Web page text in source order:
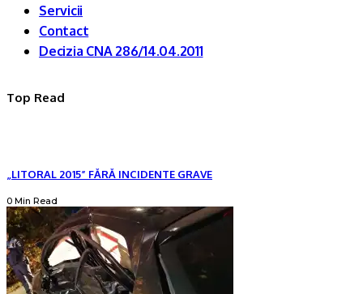
Servicii
Contact
Decizia CNA 286/14.04.2011
Top Read
„LITORAL 2015” FĂRĂ INCIDENTE GRAVE
0 Min Read